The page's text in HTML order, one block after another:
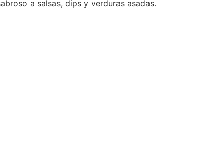
a salsas, dips y verduras asadas.